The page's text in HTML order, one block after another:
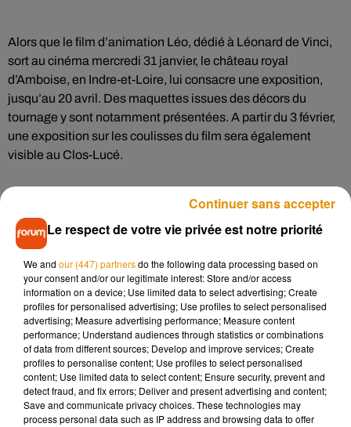
Alors que le film d’animation Léo, dédié à Léonard de Vinci,
sort au cinéma mercredi 31 janvier, le château royal
d’Amboise, en Indre-et-Loire, lui consacre une exposition,
jusqu’au 20 avril. Des maquettes issues des décors du
tournage y sont notamment présentées. A partir du 3 février,
une exposition sur les coulisses du film sera également
visible au Clos-Lucé.
Partez à la rencontre des T-rex, Vélociraptors et autres
spinosaures. Derniers jours pour profiter de l’expo-
découverte L’Histoire des dinosaures, au parc des
expositions de Limoges. Une vingtaine de spécimens, dont
un Mosasaurus animé, sont présentés. Rendez-vous de 14h
à 18h ce samedi, puis de 10h à 12h et 14h à 17h dimanche.
Comptez 10 euros l’entrée.
Enfin, en Maine-et-Loire, l’Abbaye royale de Fontevraud et le
musée d’art moderne sont gratuits ce dimanche. L’occasion
de profiter des expositions et parcours d’arts proposés dans
Le respect de votre vie privée est notre priorité
We and our (447) partnersdo the following data processing based on
your consent and/or our legitimate interest: Store and/or access
information on a device; Use limited data to select advertising; Create
profiles for personalised advertising; Use profiles to select personalised
advertising; Measure advertising performance; Measure content
performance; Understand audiences through statistics or combinations
of data from different sources; Develop and improve services; Create
profiles to personalise content; Use profiles to select personalised
content; Use limited data to select content; Ensure security, prevent and
detect fraud, and fix errors; Deliver and present advertising and content;
Save and communicate privacy choices. These technologies may
process personal data such as IP address and browsing data to offer
Continuer sans accepter